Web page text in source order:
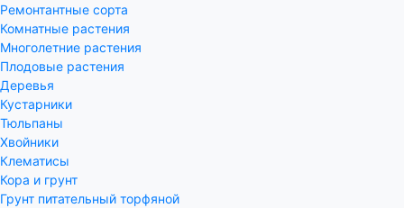
Ремонтантные сорта
Комнатные растения
Многолетние растения
Плодовые растения
Деревья
Кустарники
Тюльпаны
Хвойники
Клематисы
Кора и грунт
Грунт питательный торфяной